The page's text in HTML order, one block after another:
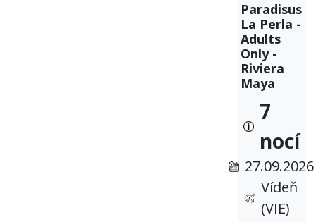
Paradisus
La Perla -
Adults
Only -
Riviera
Maya
7
nocí
27.09.2026
Vídeň
(VIE)